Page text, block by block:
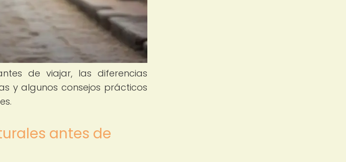
de viajar, las diferencias
y algunos consejos prácticos
antes de